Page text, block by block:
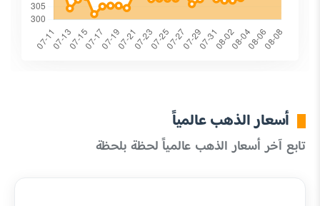
أسعار الذهب عالمياً
تابع آخر أسعار الذهب عالمياً لحظة بلحظة